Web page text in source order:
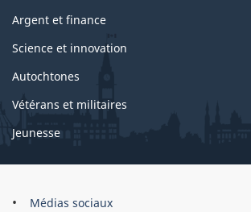
Argent et finance
Science et innovation
Autochtones
Vétérans et militaires
Jeunesse
Organisation
Médias sociaux